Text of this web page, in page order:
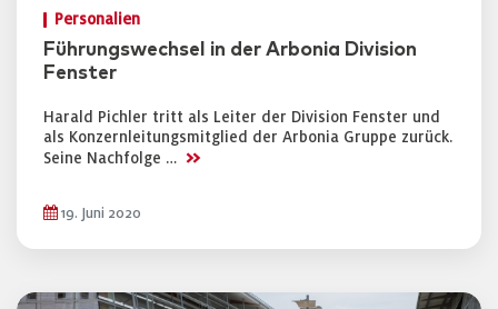
Personalien
Führungswechsel in der Arbonia Division
Fenster
Harald Pichler tritt als Leiter der Division Fenster und
als Konzernleitungsmitglied der Arbonia Gruppe zurück.
Seine Nachfolge … >>
19. Juni 2020